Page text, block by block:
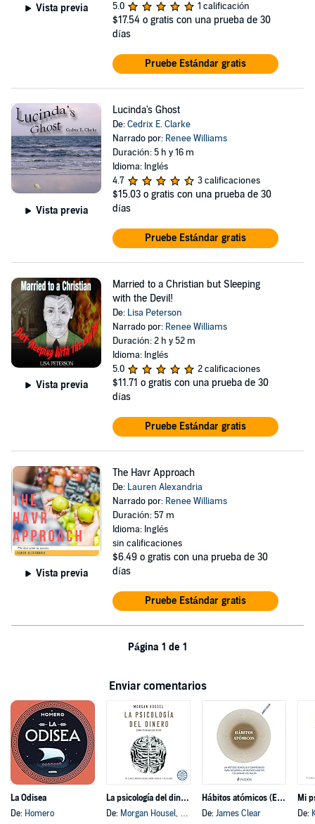
Vista previa
5.0
1 calificación
$17.54 o gratis con una prueba de 30
días
Pruebe Estándar gratis
Vista previa
Lucinda's Ghost
De:Cedrix E. Clarke
Narrado por: Renee Williams
Duración: 5 h y 16 m
Idioma: Inglés
4.7
3 calificaciones
$15.03 o gratis con una prueba de 30
días
Pruebe Estándar gratis
Vista previa
Married to a Christian but Sleeping
with the Devil!
De: Lisa Peterson
Narrado por: Renee Williams
Duración: 2 h y 52 m
Idioma: Inglés
5.0
2 calificaciones
$11.71 o gratis con una prueba de 30
días
Pruebe Estándar gratis
Vista previa
The Havr Approach
De: Lauren Alexandria
Narrado por: Renee Williams
Duración: 57 m
Idioma: Inglés
sin calificaciones
$6.49 o gratis con una prueba de 30
días
Pruebe Estándar gratis
Página 1 de 1
Enviar comentarios
La Odisea
De: Homero
La psicología del dinero
De: Morgan Housel, y otros
Hábitos atómicos (Español neutro)
De: James Clear
Mi
De: